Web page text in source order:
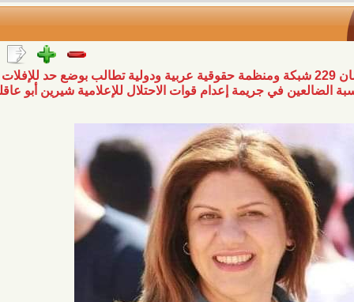
منتدى البحرين لحقوق الانسان 229 شبكة ومنظمة حقوقية عربية ودولية تطالب بوضع حد للإفلات من
في جريمة إعدام قوات الاحتلال للإعلامية شيرين أبو عاقلة